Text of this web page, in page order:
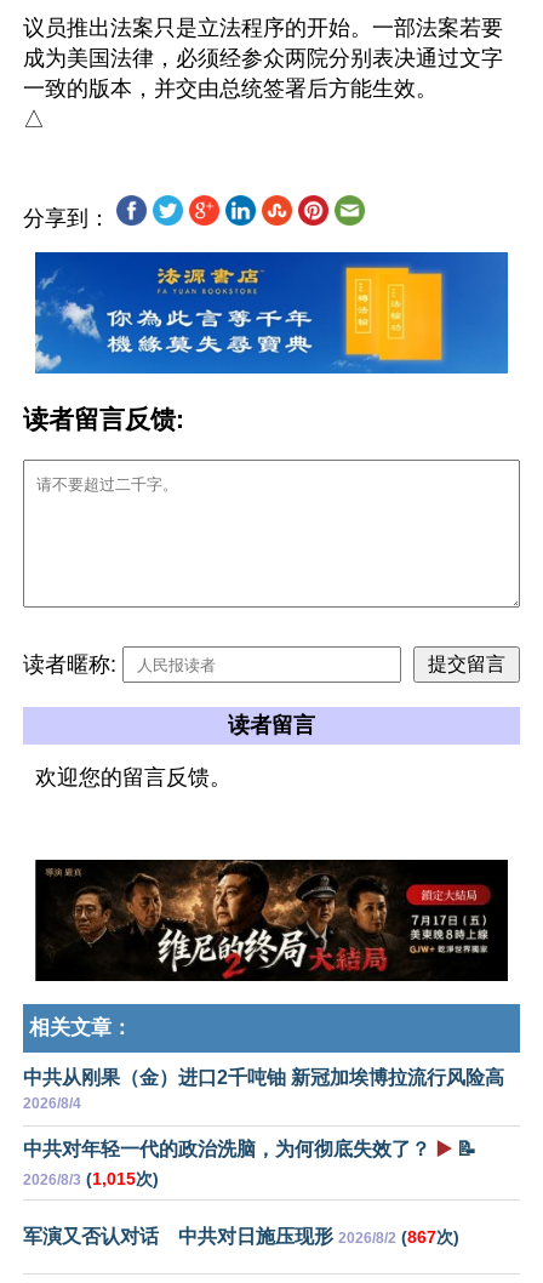
议员推出法案只是立法程序的开始。一部法案若要
成为美国法律，必须经参众两院分别表决通过文字
一致的版本，并交由总统签署后方能生效。
分享到：
读者留言反馈:
读者暱称:
读者留言
欢迎您的留言反馈。
相关文章：
中共从刚果（金）进口2千吨铀 新冠加埃博拉流行风险高
2026/8/4
中共对年轻一代的政治洗脑，为何彻底失效了？ ▶️ 📝
2026/8/3 (1,015次)
军演又否认对话 中共对日施压现形 2026/8/2 (867次)